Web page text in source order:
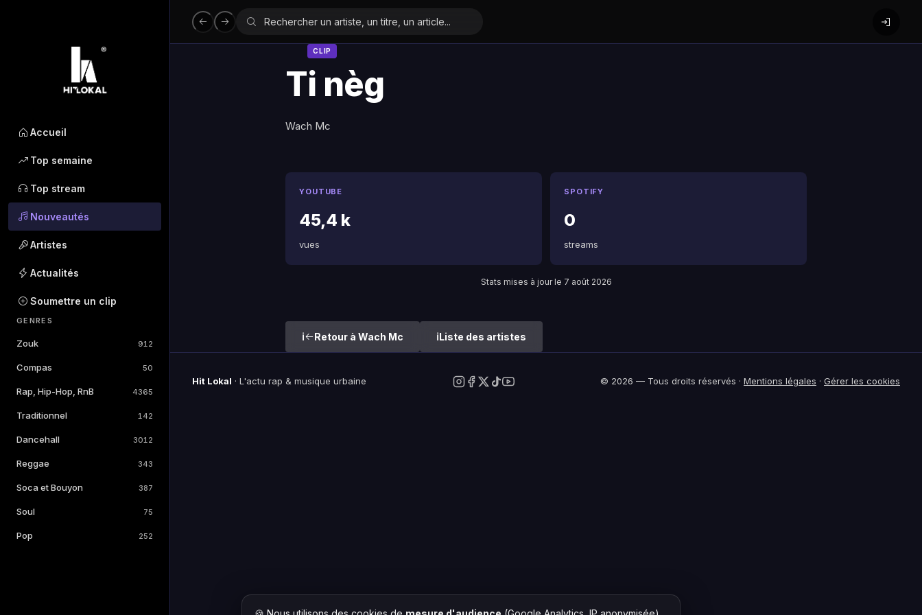
Accueil
Top semaine
Top stream
Nouveautés
Artistes
Actualités
Soumettre un clip
GENRES
Zouk 912
Compas 50
Rap, Hip-Hop, RnB 4365
Traditionnel 142
Dancehall 3012
Reggae 343
Soca et Bouyon 387
Soul 75
Pop 252
CLIP
Ti nèg
Wach Mc
YOUTUBE
45,4 k
vues
SPOTIFY
0
streams
Stats mises à jour le 7 août 2026
Retour à Wach Mc Liste des artistes
Hit Lokal · L'actu rap & musique urbaine © 2026 — Tous droits réservés · Mentions légales · Gérer les cookies